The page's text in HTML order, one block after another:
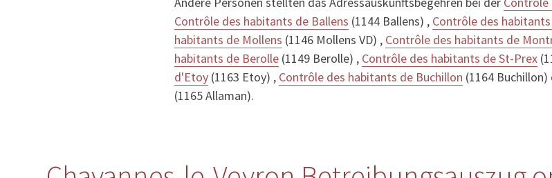
Contrôle des habitants de Ballens (1144 Ballens) , Contrôle des
habitants de Mollens (1146 Mollens VD) , Contrôle des habitants de
habitants de Berolle (1149 Berolle) , Contrôle des habitants de St-Prex
d'Etoy (1163 Etoy) , Contrôle des habitants de Buchillon (1164 Buchillon)
(1165 Allaman).